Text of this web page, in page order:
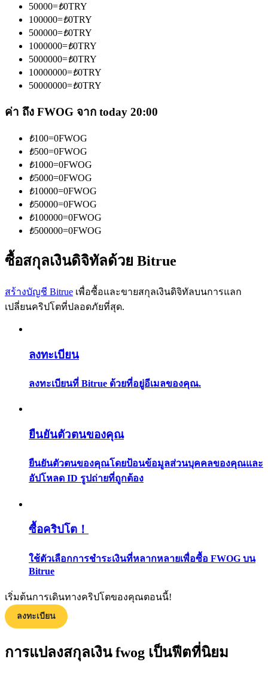
การวิเคราะห์ข้อมูลขนาดใหญ่ รวมถึงข้อมูลการค้า ฯลฯ
แนะนำ
คู่มือเริ่มต้นฟิวเจอร์ส
50000=₺0TRY
100000=₺0TRY
500000=₺0TRY
1000000=₺0TRY
5000000=₺0TRY
10000000=₺0TRY
50000000=₺0TRY
ค่า ถึง FWOG จาก today 20:00
₺100=0FWOG
₺500=0FWOG
₺1000=0FWOG
₺5000=0FWOG
₺10000=0FWOG
₺50000=0FWOG
₺100000=0FWOG
₺500000=0FWOG
ซื้อสกุลเงินดิจิทัลด้วย Bitrue
สร้างบัญชี Bitrue เพื่อซื้อและขายสกุลเงินดิจิทัลบนการแลก
เปลี่ยนคริปโตที่ปลอดภัยที่สุด.
ลงทะเบียน
ลงทะเบียนที่ Bitrue ด้วยที่อยู่อีเมลของคุณ.
ยืนยันตัวตนของคุณ
ยืนยันตัวตนของคุณโดยป้อนข้อมูลส่วนบุคคลของคุณและ
อัปโหลด ID รูปถ่ายที่ถูกต้อง
ซื้อคริปโต！
ใช้ตัวเลือกการชำระเงินที่หลากหลายเพื่อซื้อ FWOG บน
Bitrue
เริ่มต้นการเดินทางคริปโตของคุณตอนนี้!
ลงทะเบียน
การแปลงสกุลเงิน fwog เป็นฟีตที่นิยม